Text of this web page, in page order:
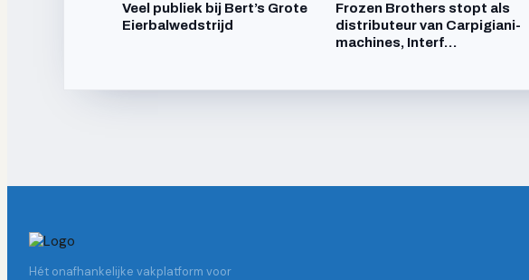
Veel publiek bij Bert’s Grote
Eierbalwedstrijd
Frozen Brothers stopt als
distributeur van Carpigiani-
machines, Interf…
Hét onafhankelijke vakplatform voor